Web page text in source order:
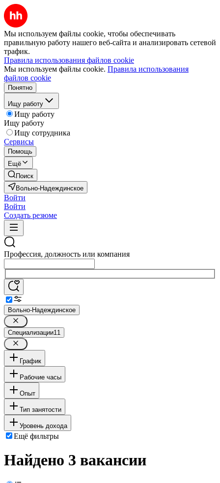
Мы используем файлы cookie, чтобы обеспечивать
правильную работу нашего веб-сайта и анализировать сетевой
трафик.
Правила использования файлов cookie
Мы используем файлы cookie. Правила использования
файлов cookie
Понятно
Ищу работу
Ищу работу
Ищу работу
Ищу сотрудника
Сервисы
Помощь
Ещё
Поиск
Вольно-Надеждинское
Войти
Войти
Создать резюме
Профессия, должность или компания
Вольно-Надеждинское
Специализации11
График
Рабочие часы
Опыт
Тип занятости
Уровень дохода
Ещё фильтры
Найдено 3 вакансии